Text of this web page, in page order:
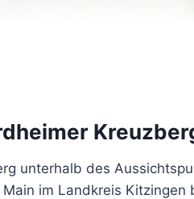
unterhalb des
im Landkreis